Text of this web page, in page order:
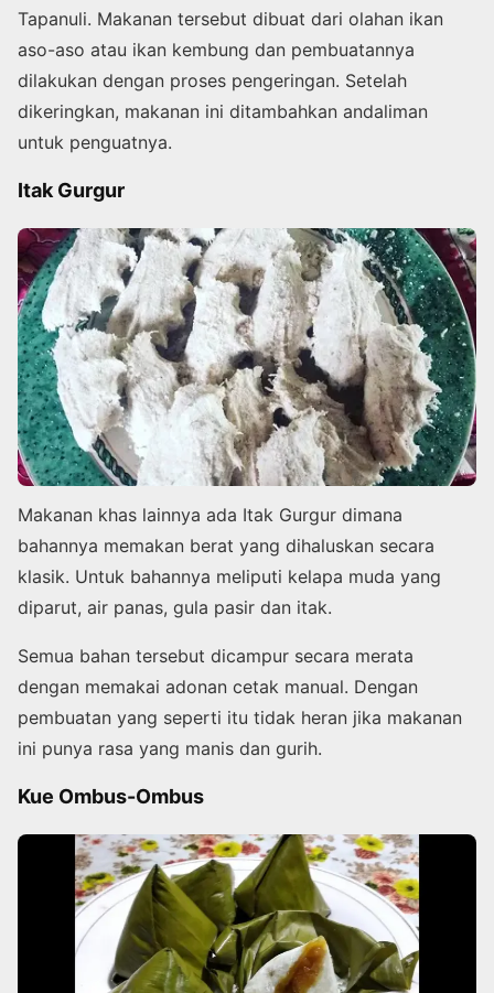
Tapanuli. Makanan tersebut dibuat dari olahan ikan
aso-aso atau ikan kembung dan pembuatannya
dilakukan dengan proses pengeringan. Setelah
dikeringkan, makanan ini ditambahkan andaliman
untuk penguatnya.
Itak Gurgur
Makanan khas lainnya ada Itak Gurgur dimana
bahannya memakan berat yang dihaluskan secara
klasik. Untuk bahannya meliputi kelapa muda yang
diparut, air panas, gula pasir dan itak.
Semua bahan tersebut dicampur secara merata
dengan memakai adonan cetak manual. Dengan
pembuatan yang seperti itu tidak heran jika makanan
ini punya rasa yang manis dan gurih.
Kue Ombus-Ombus